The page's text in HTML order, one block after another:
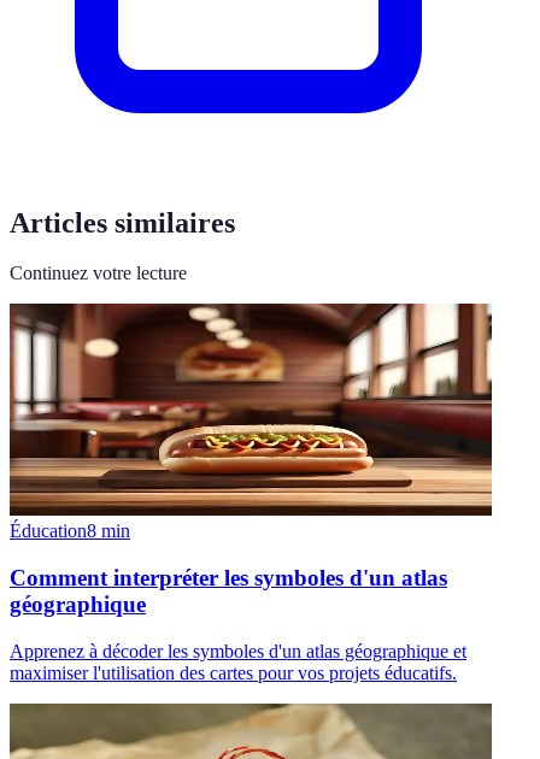
Articles similaires
Continuez votre lecture
Éducation8 min
Comment interpréter les symboles d'un atlas
géographique
Apprenez à décoder les symboles d'un atlas géographique et
maximiser l'utilisation des cartes pour vos projets éducatifs.